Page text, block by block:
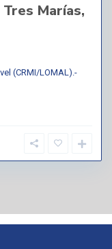
Marías,
(CRMI/LOMAL).-